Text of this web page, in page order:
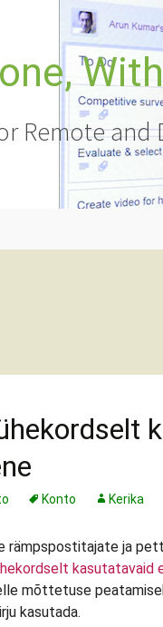
Remote and
Konto Kerika
rämpspostitajate ja
kasutatavaid
mõttetuse
kasutada.